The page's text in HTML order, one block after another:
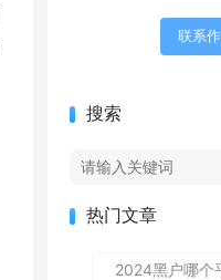
联系
搜索
热门文章
2024黑户哪个